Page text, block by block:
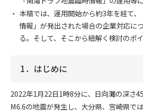
本稿では、運用開始から約3年を経て
情報」が発出された場合の企業対応に
る。そして、そこから紐解く検討のポ
1．はじめに
2022年1月22日1時8分に、日向灘の深さ
M6.6の地震が発生し、大分県、宮崎県で